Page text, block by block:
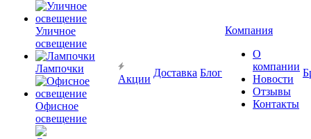
Уличное
освещение
Лампочки
Офисное
освещение
Акции
Доставка Блог
Компания
О
компании
Новости
Отзывы
Контакты